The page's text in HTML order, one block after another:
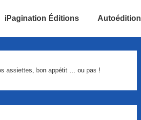
iPagination Éditions Autoédition
assiettes, bon appétit … ou pas !